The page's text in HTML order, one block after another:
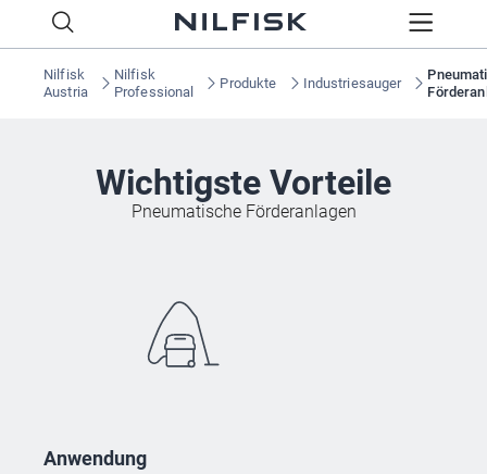
Nilfisk
Austria
Nilfisk
Professional
Produkte Industriesauger
Wichtigste Vorteile
Pneumatische Förderanlagen
Anwendung